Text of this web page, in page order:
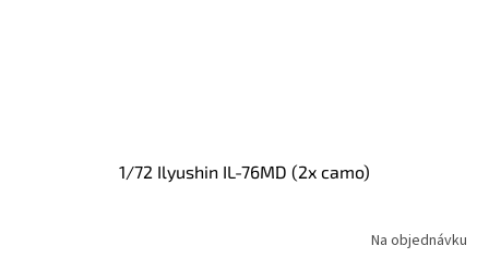
1/72 Ilyushin IL-76MD (2x camo)
Na objednávku